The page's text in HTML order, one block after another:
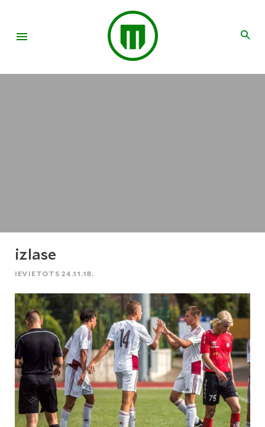
izlase
IEVIETOTS 24.11.18.